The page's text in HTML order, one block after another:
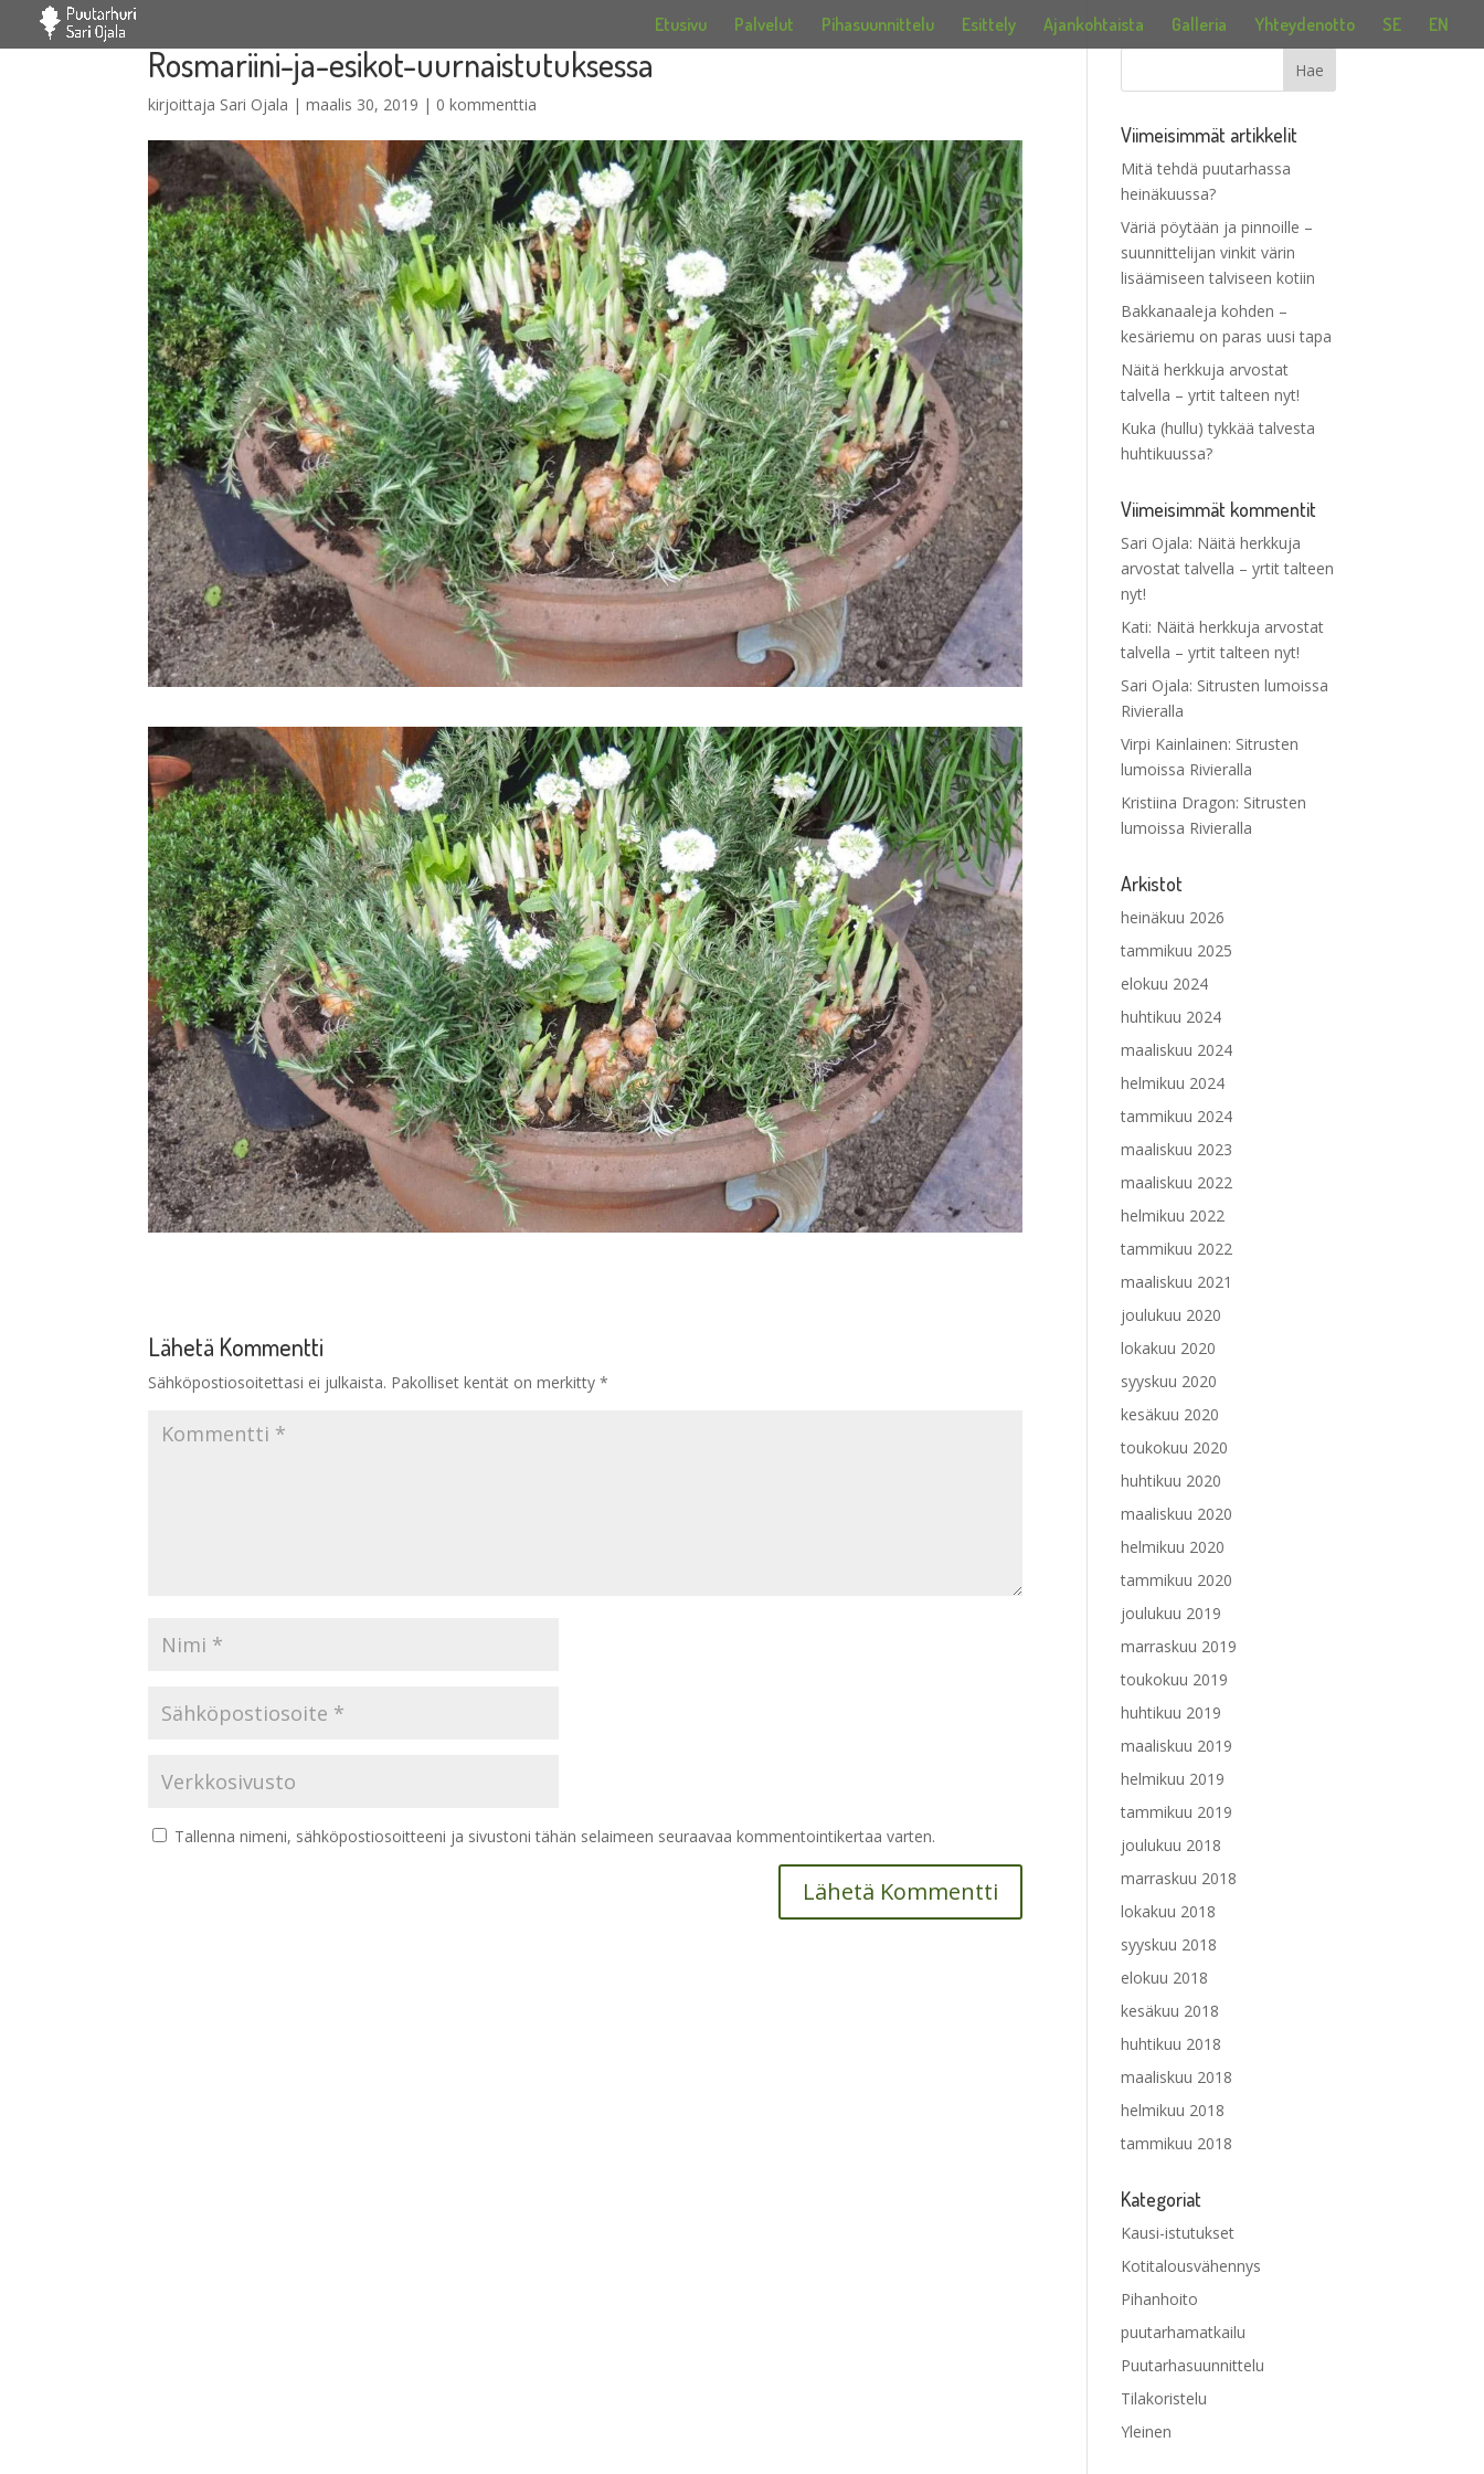
Etusivu Palvelut Pihasuunnittelu Esittely Ajankohtaista Galleria Yhteydenotto SE EN
Rosmariini-ja-esikot-uurnaistutuksessa
kirjoittaja Sari Ojala |maalis 30, 2019 | 0 kommenttia
Lähetä Kommentti
Sähköpostiosoitettasi ei julkaista. Pakolliset kentät on merkitty*
Tallenna nimeni, sähköpostiosoitteeni ja sivustoni tähän selaimeen seuraavaa kommentointikertaa varten.
Viimeisimmät artikkelit
Mitä tehdä puutarhassa
heinäkuussa?
Väriä pöytään ja pinnoille –
suunnittelijan vinkit värin
lisäämiseen talviseen kotiin
Bakkanaaleja kohden –
kesäriemu on paras uusi tapa
Näitä herkkuja arvostat
talvella – yrtit talteen nyt!
Kuka (hullu) tykkää talvesta
huhtikuussa?
Viimeisimmät kommentit
Sari Ojala: Näitä herkkuja
arvostat talvella – yrtit talteen
nyt!
Kati: Näitä herkkuja arvostat
talvella – yrtit talteen nyt!
Sari Ojala: Sitrusten lumoissa
Rivieralla
Virpi Kainlainen: Sitrusten
lumoissa Rivieralla
Kristiina Dragon: Sitrusten
lumoissa Rivieralla
Arkistot
heinäkuu 2026
tammikuu 2025
elokuu 2024
huhtikuu 2024
maaliskuu 2024
helmikuu 2024
tammikuu 2024
maaliskuu 2023
maaliskuu 2022
helmikuu 2022
tammikuu 2022
maaliskuu 2021
joulukuu 2020
lokakuu 2020
syyskuu 2020
kesäkuu 2020
toukokuu 2020
huhtikuu 2020
maaliskuu 2020
helmikuu 2020
tammikuu 2020
joulukuu 2019
marraskuu 2019
toukokuu 2019
huhtikuu 2019
maaliskuu 2019
helmikuu 2019
tammikuu 2019
joulukuu 2018
marraskuu 2018
lokakuu 2018
syyskuu 2018
elokuu 2018
kesäkuu 2018
huhtikuu 2018
maaliskuu 2018
helmikuu 2018
tammikuu 2018
Kategoriat
Kausi-istutukset
Kotitalousvähennys
Pihanhoito
puutarhamatkailu
Puutarhasuunnittelu
Tilakoristelu
Yleinen